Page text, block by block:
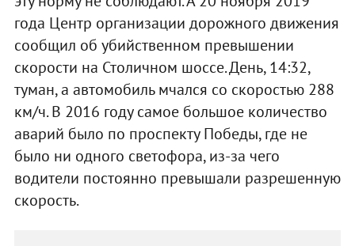
года Центр организации дорожного движения
сообщил об убийственном превышении
скорости на Столичном шоссе. День, 14:32,
туман, а автомобиль мчался со скоростью 288
км/ч. В 2016 году самое большое количество
аварий было по проспекту Победы, где не
было ни одного светофора, из-за чего
водители постоянно превышали разрешенную
скорость.